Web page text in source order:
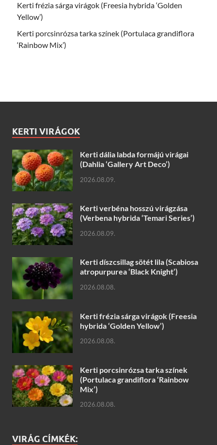
Kerti frézia sárga virágok (Freesia hybrida ‘Golden
Yellow’)
Kerti porcsinrózsa tarka színek (Portulaca grandiflora
‘Rainbow Mix’)
KERTI VIRÁGOK
Kerti dália labda formájú virágai
(Dahlia ‘Gallery Art Deco’)
2026.08.09.
Kerti verbéna hosszú virágzása
(Verbena hybrida ‘Temari Series’)
2026.08.09.
Kerti díszcsillag sötét lila (Scabiosa
atropurpurea ‘Black Knight’)
2026.08.08.
Kerti frézia sárga virágok (Freesia
hybrida ‘Golden Yellow’)
2026.08.08.
Kerti porcsinrózsa tarka színek
(Portulaca grandiflora ‘Rainbow
Mix’)
2026.08.08.
VIRÁG CÍMKÉK: